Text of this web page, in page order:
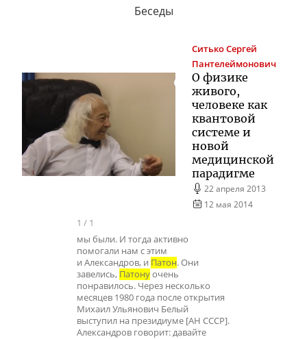
Беседы
СитькоСергей
Пантелеймонович
О физике
живого,
человеке как
квантовой
системе и
новой
медицинской
парадигме
22 апреля 2013
12 мая 2014
1 / 1
мы были. И тогда активно
помогали нам с этим
и Александров, и Патон. Они
завелись, Патонуочень
понравилось. Через несколько
месяцев 1980 года после открытия
Михаил Ульянович Белый
выступил на президиуме [АН СССР].
Александров говорит: давайте